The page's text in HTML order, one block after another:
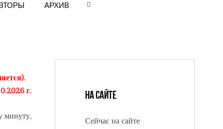
АРХИВ
г.
минуту,
На сайте
Сейчас на сайте